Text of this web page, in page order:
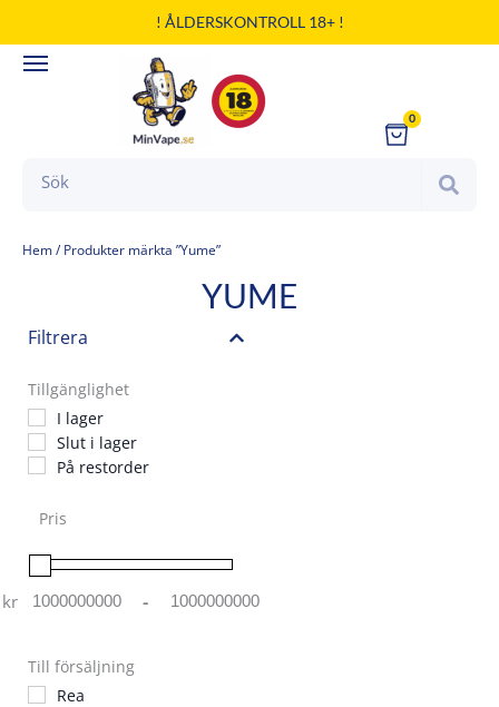
till
innehåll
! ÅLDERSKONTROLL 18+ !
0
Cart
Hem/ Produkter märkta ”Yume”
YUME
Filtrera
Tillgänglighet
I lager
Slut i lager
På restorder
Pris
kr Minimum Price
-
Maximum Price
Till försäljning
Rea